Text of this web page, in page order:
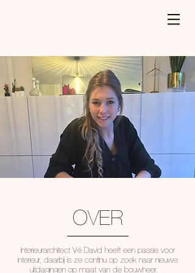
OVER
Interieurarchitect Vé David heeft een passie voor
interieur, daarbij is ze continu op zoek naar nieuwe
uitdagingen op maat van de bouwheer.